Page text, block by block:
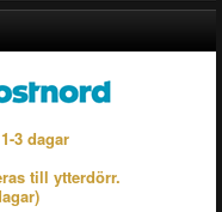
3 dagar
till ytterdörr.